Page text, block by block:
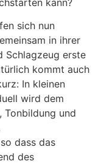
sich nun
in ihrer
Schlagzeug erste
kommt auch
In kleinen
wird dem
und
dass das
des